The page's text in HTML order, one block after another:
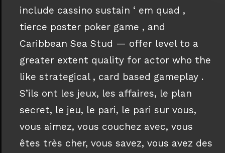
include cassino sustain ‘ em quad ,
tierce poster poker game , and
Caribbean Sea Stud — offer level to a
greater extent quality for actor who the
like strategical , card based gameplay .
S’ils ont les jeux, les affaires, le plan
secret, le jeu, le pari, le pari sur vous,
vous aimez, vous couchez avec, vous
êtes très cher, vous savez, vous avez des